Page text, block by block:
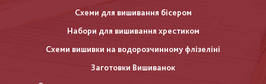
Схеми для вишивання бісером
Набори для вишивання хрестиком
Схеми вишивки на водорозчинному флізеліні
Заготовки Вишиванок